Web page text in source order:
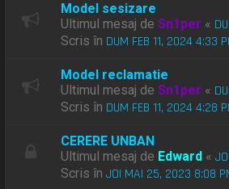
Model sesizare
Ultimul mesaj deSn1per «
Scris în DUM FEB 11, 2024 4:33
Model reclamatie
Ultimul mesaj deSn1per «
Scris în DUM FEB 11, 2024 4:28
CERERE UNBAN
Ultimul mesaj de Edward «
Scris înJOI MAI 25, 2023 8:08